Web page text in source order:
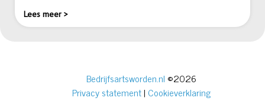
Lees meer >
Bedrijfsartsworden.nl ©2026
Privacy statement| Cookieverklaring